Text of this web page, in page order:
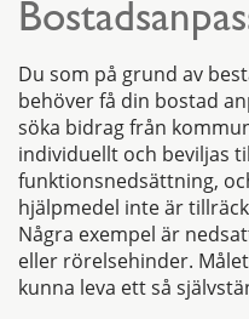
Du som på grund av
behöver få din bostad
söka bidrag från
individuellt och beviljas
funktionsnedsättning,
hjälpmedel inte är
Några exempel är
eller rörelsehinder.
kunna leva ett så